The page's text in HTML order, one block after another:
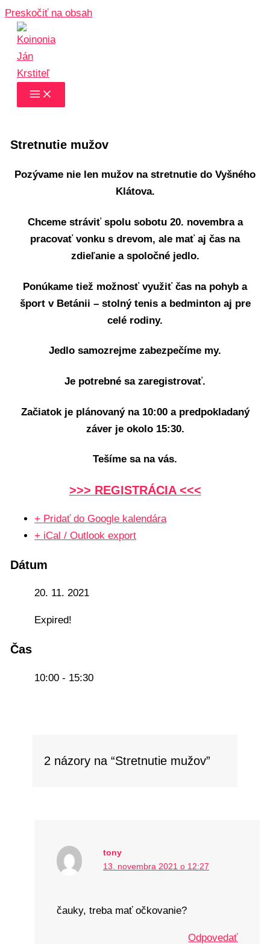
Preskočiť na obsah
Stretnutie mužov
Pozývame nie len mužov na stretnutie do Vyšného
Klátova.
Chceme stráviť spolu sobotu 20. novembra a
pracovať vonku s drevom, ale mať aj čas na
zdieľanie a spoločné jedlo.
Ponúkame tiež možnosť využiť čas na pohyb a
šport v Betánii – stolný tenis a bedminton aj pre
celé rodiny.
Jedlo samozrejme zabezpečíme my.
Je potrebné sa zaregistrovať.
Začiatok je plánovaný na 10:00 a predpokladaný
záver je okolo 15:30.
Tešíme sa na vás.
>>> REGISTRÁCIA <<<
+ Pridať do Google kalendára
+ iCal / Outlook export
Dátum
20. 11. 2021
Expired!
Čas
10:00 - 15:30
2 názory na “Stretnutie mužov”
tony
13. novembra 2021 o 12:27
čauky, treba mať očkovanie?
Odpovedať